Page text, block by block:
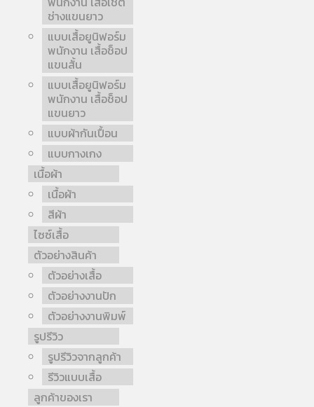
ช่างแขนยาว
แบบเสื้อยูนิฟอร์ม
พนักงาน เสื้อช็อป
แขนสั้น
แบบเสื้อยูนิฟอร์ม
พนักงาน เสื้อช็อป
แขนยาว
แบบผ้ากันเปื้อน
แบบกางเกง
เนื้อผ้า
เนื้อผ้า
สีผ้า
ไซซ์เสื้อ
ตัวอย่างสินค้า
ตัวอย่างเสื้อ
ตัวอย่างงานปัก
ตัวอย่างงานพิมพ์
รูปรีวิว
รูปรีวิวจากลูกค้า
รีวิวแบบเสื้อ
ลูกค้าของเรา